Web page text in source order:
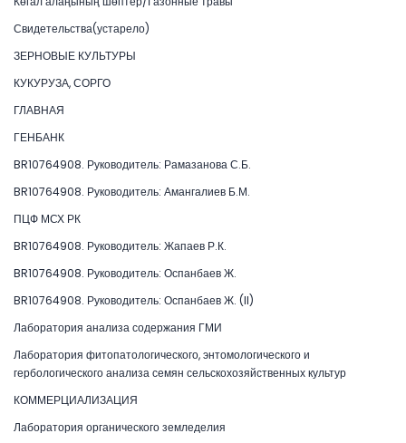
Свидетельства(устарело)
ЗЕРНОВЫЕ КУЛЬТУРЫ
КУКУРУЗА, СОРГО
ГЛАВНАЯ
ГЕНБАНК
BR10764908. Руководитель: Рамазанова С.Б.
BR10764908. Руководитель: Амангалиев Б.М.
ПЦФ МСХ РК
BR10764908. Руководитель: Жапаев Р.К.
BR10764908. Руководитель: Оспанбаев Ж.
BR10764908. Руководитель: Оспанбаев Ж. (II)
Лаборатория анализа содержания ГМИ
Лаборатория фитопатологического, энтомологического и
гербологического анализа семян сельскохозяйственных культур
КОММЕРЦИАЛИЗАЦИЯ
Лаборатория органического земледелия